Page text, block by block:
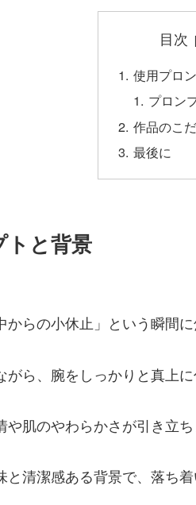
目次
使用プロ
プロン
作品のこ
最後に
トと背景
らの小休止」という瞬間に
ら、腕をしっかりと真上
や肌のやわらかさが引き立ち
と清潔感ある背景で、落ち